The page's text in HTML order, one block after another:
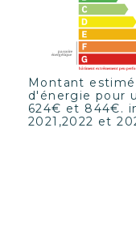
Montant
d'énergie pour
624€ et 844€.
2021,2022 et